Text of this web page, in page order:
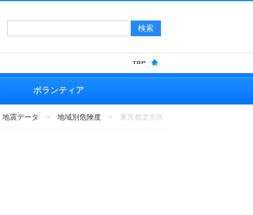
ボランティア
地震データ > 地域別危険度 > 東京都文京区